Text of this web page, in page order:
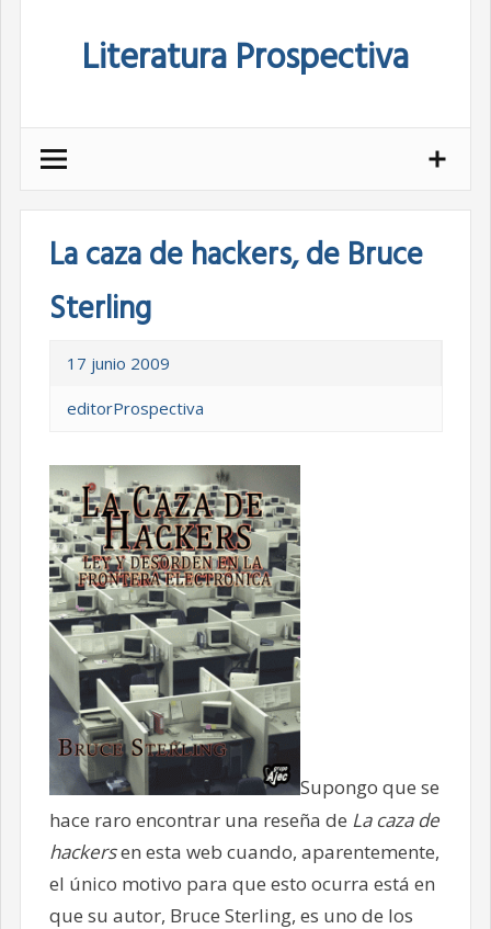
Literatura Prospectiva
La caza de hackers, de Bruce
Sterling
17 junio 2009
editorProspectiva
Supongo que se
hace raro encontrar una reseña de La caza de
hackersen esta web cuando, aparentemente,
el único motivo para que esto ocurra está en
que su autor, Bruce Sterling, es uno de los